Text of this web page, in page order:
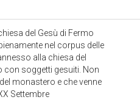
del Gesù di Fermo
nel corpus delle
alla chiesa del
con soggetti gesuiti. Non
monastero e che venne
Settembre